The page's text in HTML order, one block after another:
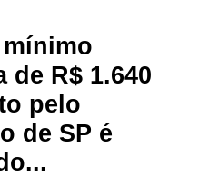
de R$ 1.640
pelo
de SP é